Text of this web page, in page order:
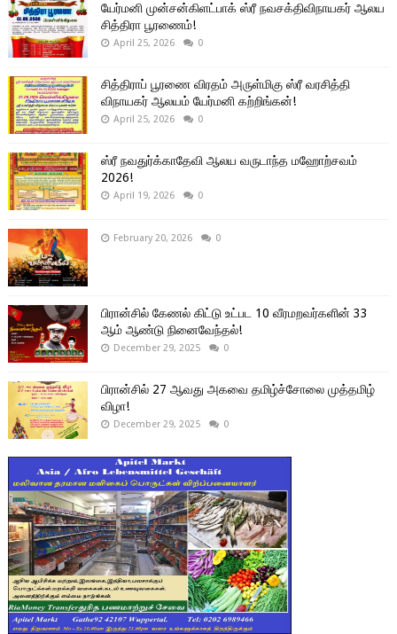
யேர்மனி முன்சன்கிளட்பாக் ஸ்ரீ நவசக்திவிநாயகர் ஆலய
சித்திரா பூரணைம்!
April 25, 2026 0
சித்திராப் பூரணை விரதம் அருள்மிகு ஸ்ரீ வரசித்தி
விநாயகர் ஆலயம் யேர்மனி கற்றிங்கன்!
April 25, 2026 0
ஸ்ரீ நவதுர்க்காதேவி ஆலய வருடாந்த மஹோற்சவம்
2026!
April 19, 2026 0
February 20, 2026 0
பிரான்சில் கேணல் கிட்டு உட்பட 10 வீரமறவர்களின் 33
ஆம் ஆண்டு நினைவேந்தல்!
December 29, 2025 0
பிரான்சில் 27 ஆவது அகவை தமிழ்ச்சோலை முத்தமிழ்
விழா!
December 29, 2025 0